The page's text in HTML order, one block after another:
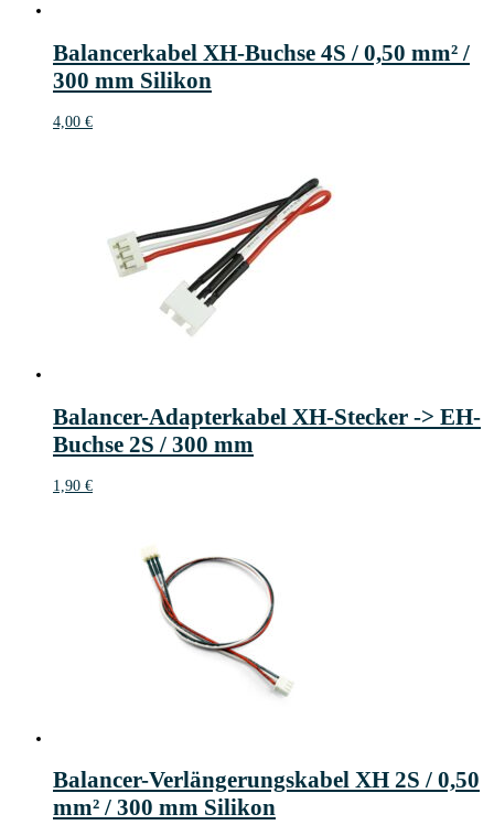
Balancerkabel XH-Buchse 4S / 0,50 mm² /
300 mm Silikon
4,00 €
Balancer-Adapterkabel XH-Stecker -> EH-
Buchse 2S / 300 mm
1,90 €
Balancer-Verlängerungskabel XH 2S / 0,50
mm² / 300 mm Silikon